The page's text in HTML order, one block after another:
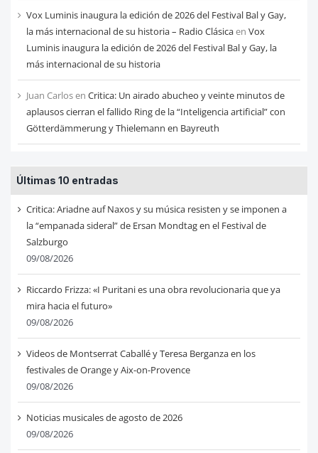
Vox Luminis inaugura la edición de 2026 del Festival Bal y Gay,
la más internacional de su historia – Radio Clásicaen Vox
Luminis inaugura la edición de 2026 del Festival Bal y Gay, la
más internacional de su historia
Juan Carlosen Critica: Un airado abucheo y veinte minutos de
aplausos cierran el fallido Ring de la “Inteligencia artificial” con
Götterdämmerung y Thielemann en Bayreuth
Últimas 10 entradas
Critica: Ariadne auf Naxos y su música resisten y se imponen a
la “empanada sideral” de Ersan Mondtag en el Festival de
Salzburgo
09/08/2026
Riccardo Frizza: «I Puritani es una obra revolucionaria que ya
mira hacia el futuro»
09/08/2026
Videos de Montserrat Caballé y Teresa Berganza en los
festivales de Orange y Aix-on-Provence
09/08/2026
Noticias musicales de agosto de 2026
09/08/2026